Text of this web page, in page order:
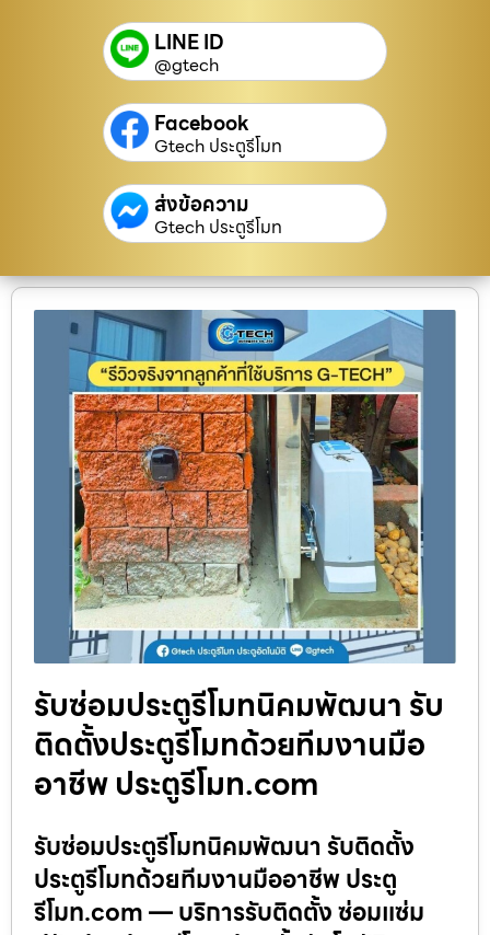
LINE ID
@gtech
Facebook
Gtech ประตูรีโมท
ส่งข้อความ
Gtech ประตูรีโมท
รับซ่อมประตูรีโมทนิคมพัฒนา รับ
ติดตั้งประตูรีโมทด้วยทีมงานมือ
อาชีพ ประตูรีโมท.com
รับซ่อมประตูรีโมทนิคมพัฒนา รับติดตั้ง
ประตูรีโมทด้วยทีมงานมืออาชีพ ประตู
รีโมท.com — บริการรับติดตั้ง ซ่อมแซ่ม